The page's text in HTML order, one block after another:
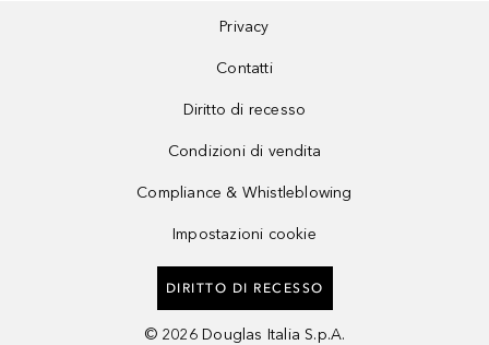
Privacy
Contatti
Diritto di recesso
Condizioni di vendita
Compliance & Whistleblowing
Impostazioni cookie
DIRITTO DI RECESSO
© 2026 Douglas Italia S.p.A.